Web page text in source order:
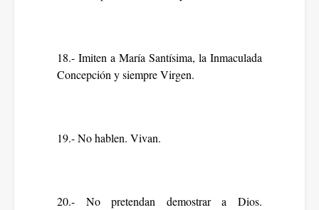
18.- Imiten a María Santísima, la Inmaculada
Concepción y siempre Virgen.
19.- No hablen. Vivan.
20.- No pretendan demostrar a Dios.